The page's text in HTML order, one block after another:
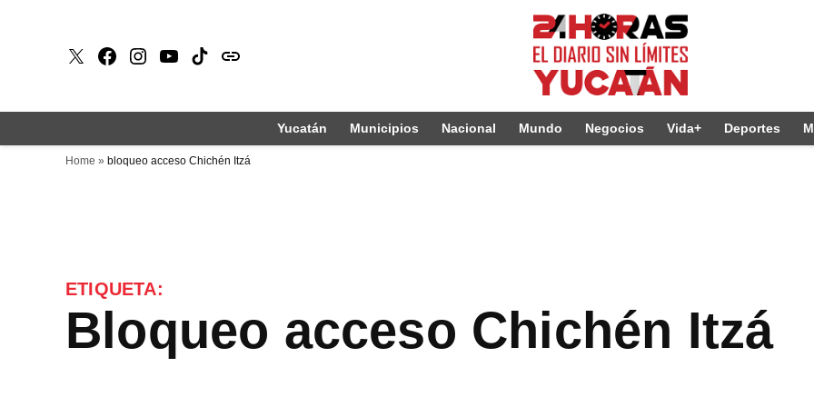
X Faceboook
Instagram
Youtube
Tiktokissuu
Yucatán Municipios Nacional Mundo Negocios Vida+ Deportes
Home » bloqueo acceso Chichén Itzá
ETIQUETA:
bloqueo acceso Chichén Itzá